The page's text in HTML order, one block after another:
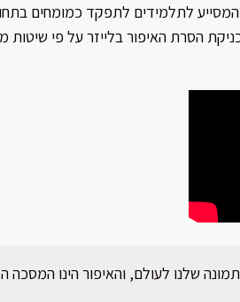
לתלמידים לתפקד כמומחים
הסרת האיפור בלייזר על פי
שלנו לעולם, והאיפור הינו המסכה